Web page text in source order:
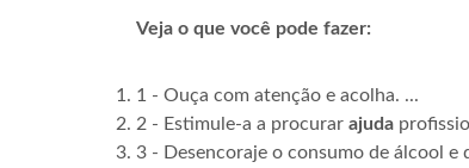
Veja o que você pode fazer:
1 - Ouça com atenção e acolha. ...
2 - Estimule-a a procurar ajuda
3 - Desencoraje o consumo de álcool e